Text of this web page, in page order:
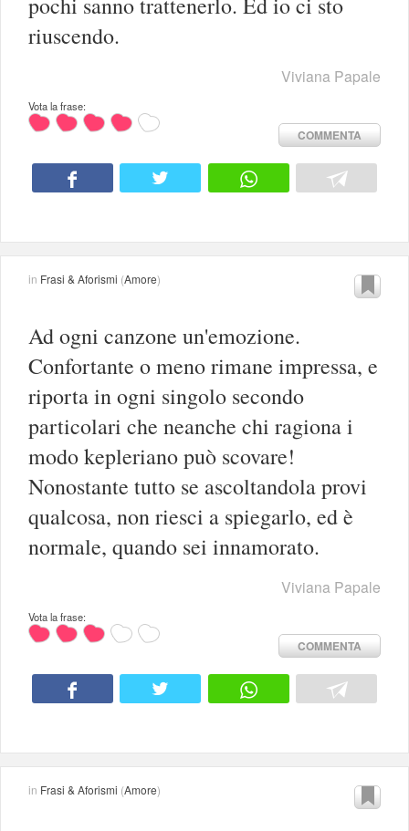
riuscendo.
Viviana Papale
Vota la frase:
COMMENTA
in Frasi & Aforismi (Amore)
Ad ogni canzone un'emozione.
Confortante o meno rimane impressa, e
riporta in ogni singolo secondo
particolari che neanche chi ragiona i
modo kepleriano può scovare!
Nonostante tutto se ascoltandola provi
qualcosa, non riesci a spiegarlo, ed è
normale, quando sei innamorato.
Viviana Papale
Vota la frase:
COMMENTA
in Frasi & Aforismi (Amore)